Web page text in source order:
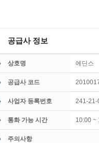
공급사 정보
상호명 에딘
공급사 코드
사업자 등록번호 241-21-
통화 가능 시간 10:00
주의사항